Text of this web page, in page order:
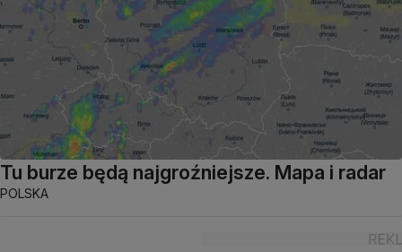
Tu burze będą najgroźniejsze. Mapa i radar
POLSKA